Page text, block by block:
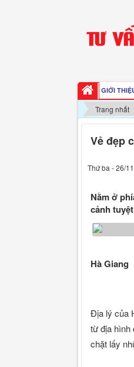
GIỚI
Trang nhất
Vẻ đẹp
Thứ ba - 26/
Nằm ở
cảnh
Hà Giang
Địa lý của
từ địa hình
chặt lấy